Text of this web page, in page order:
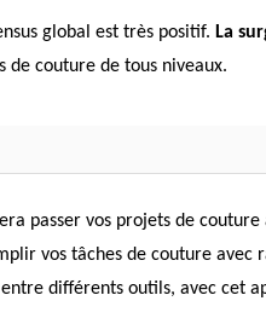
global est très positif. La
de couture de tous niveaux.
passer vos projets de
vos tâches de couture avec
différents outils, avec cet